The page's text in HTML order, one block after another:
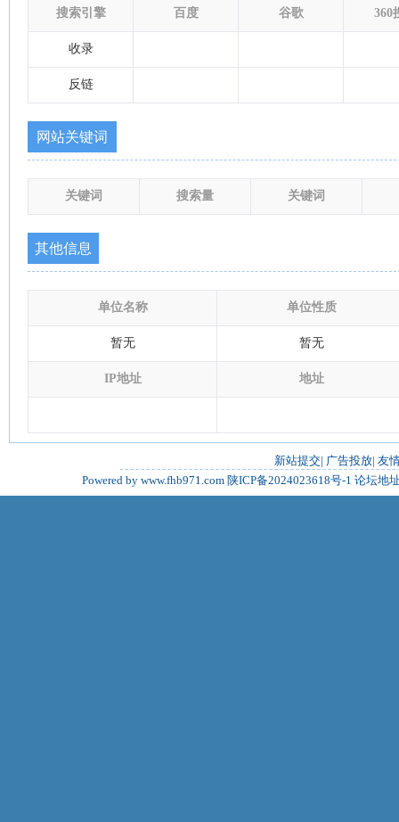
搜索引擎 百度 谷歌 360
收录
反链
网站关键词
关键词 搜索量 关键词
其他信息
单位名称 单位性质
暂无 暂无
IP地址 地址
新站提交| 广告投放| 友
Powered by www.fhb971.com 陕ICP备2024023618号-1 论坛地